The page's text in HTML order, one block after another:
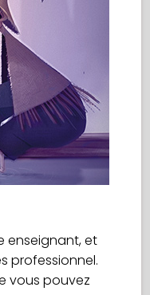
enseignant, et
professionnel.
vous pouvez